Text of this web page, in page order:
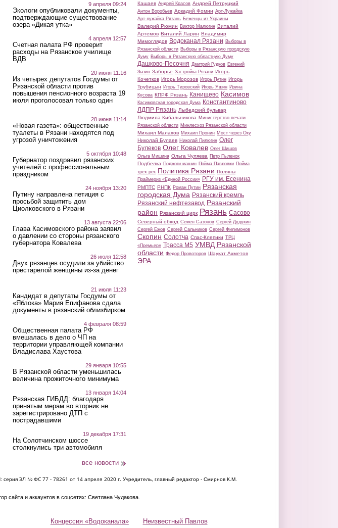
9 апреля 09:24
Экологи опубликовали документы,
подтверждающие существование
озера «Дикая утка»
4 апреля 12:57
Счетная палата РФ проверит
расходы на Рязанское училище
ВДВ
20 июля 11:16
Из четырех депутатов Госдумы от
Рязанской области против
повышения пенсионного возраста 19
июля проголосовал только один
28 июня 11:14
«Новая газета»: общественные
туалеты в Рязани находятся под
угрозой уничтожения
5 октября 10:48
Губернатор поздравил рязанских
учителей с профессиональным
праздником
24 ноября 13:20
Путину направлена петиция с
просьбой защитить дом
Циолковского в Рязани
13 августа 22:06
Глава Касимовского района заявил
о давлении со стороны рязанского
губернатора Ковалева
26 июля 12:58
Двух рязанцев осудили за убийство
престарелой женщины из-за денег
21 июля 11:23
Кандидат в депутаты Госдумы от
«Яблока» Мария Епифанова сдала
документы в рязанский облизбирком
4 февраля 08:59
Общественная палата РФ
вмешалась в дело о ЧП на
территории управляющей компании
Владислава Хаустова
29 января 10:55
В Рязанской области уменьшилась
величина прожиточного минимума
13 января 14:04
Рязанская ГИБДД: благодаря
принятым мерам во вторник не
зарегистрировано ДТП с
пострадавшими
19 декабря 17:31
На Солотчинском шоссе
столкнулись три автомобиля
все новости
Кашаев Андрей Красов Андрей Петруцкий
Антон Воробьев Аркадий Фомин Арт-Лужайка
Арт-лужайка Рязань Беженцы из Украины
Валерий Рюмин Виктор Малюгин Виталий
Артемов Виталий Ларин Владимир
Мимоглядов Водоканал Рязани Выборы в
Рязанской области Выборы в Рязанскую городскую
Думу Выборы в Рязанскую областную Думу
Дашково-Песочня Дмитрий Гудков Евгений
Зызин Заборье Застройка Рязани Игорь
Кочетков Игорь Морозов Игорь Путин Игорь
Трубицын Игорь Туровский Игорь Яшин Ирина
Кусова КПРФ Рязань Канищево Касимов
Касимовская городская Дума Константиново
ЛДПР Рязань Лыбедский бульвар
Людмила Кибальникова Министерство печати
Рязанской области Минлесхоз Рязанской области
Михаил Малахов Михаил Пронин Мост через Оку
Николай Булаев Николай Пилюгин Олег
Булеков Олег Ковалев Олег Шишов
Ольга Мишина Ольга Чуляева Петр Пыленок
Подбелка Поджоги машин Пойма Павловки Пойма
трех рек Политика Рязани Поляны
Праймериз «Единой России» РГУ им. Есенина
РМПТС РНПК Роман Путин Рязанская
городская Дума Рязанский кремль
Рязанский нефтезавод Рязанский
район Рязанский цирк Рязань Сасово
Северный обход Семен Сазонов Сергей Дудукин
Сергей Ежов Сергей Сальников Сергей Филимонов
Скопин Солотча Спас-Клепики ТРЦ
«Премьер» Трасса М5 УМВД Рязанской
области Федор Провоторов Шаукат Ахметов
ЭРА
серия ЭЛ № ФС 77 - 78261 от 14 апреля 2020 г. Учредитель, главный редактор - Смирнов К.М.
сайта и аккаунтов в соцсетях: Светлана Чудакова.
Концессия «Водоканала» Неизвестный Павлов